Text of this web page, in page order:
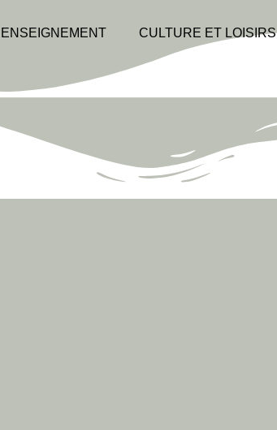
ENSEIGNEMENT CULTURE ET LOISIRS